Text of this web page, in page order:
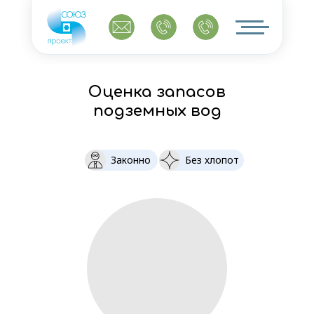
Оценка запасов
подземных вод
Законно Без хлопот